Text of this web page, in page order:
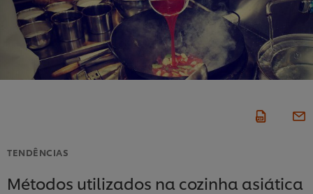
TENDÊNCIAS
Métodos utilizados na cozinha asiática